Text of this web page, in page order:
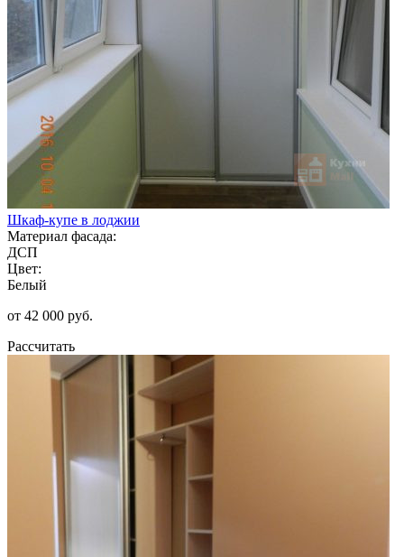
Шкаф-купе в лоджии
Материал фасада:
ДСП
Цвет:
Белый
от 42 000 руб.
Рассчитать